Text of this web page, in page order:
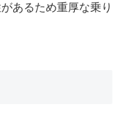
あるため重厚な乗り